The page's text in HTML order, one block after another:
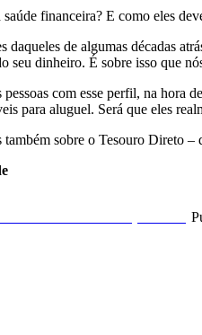
financeira? E como eles
daqueles de algumas décadas
seu dinheiro. É sobre isso que
pessoas com esse perfil, na hora
para aluguel. Será que eles
sobre o Tesouro Direto –